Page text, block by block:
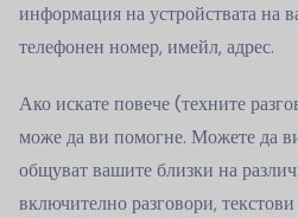
информация на устройствата на
телефонен номер, имейл, адрес.
Ако искате повече (техните
може да ви помогне. Можете да
общуват вашите близки на
включително разговори,